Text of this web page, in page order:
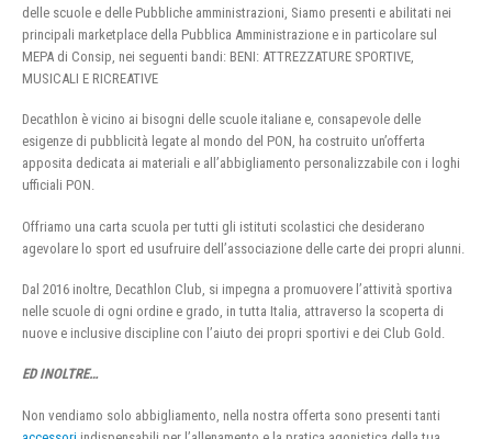
delle scuole e delle Pubbliche amministrazioni, Siamo presenti e abilitati nei
principali marketplace della Pubblica Amministrazione e in particolare sul
MEPA di Consip, nei seguenti bandi: BENI: ATTREZZATURE SPORTIVE,
MUSICALI E RICREATIVE
Decathlon è vicino ai bisogni delle scuole italiane e, consapevole delle
esigenze di pubblicità legate al mondo del PON, ha costruito un’offerta
apposita dedicata ai materiali e all’abbigliamento personalizzabile con i loghi
ufficiali PON.
Offriamo una carta scuola per tutti gli istituti scolastici che desiderano
agevolare lo sport ed usufruire dell’associazione delle carte dei propri alunni.
Dal 2016 inoltre, Decathlon Club, si impegna a promuovere l’attività sportiva
nelle scuole di ogni ordine e grado, in tutta Italia, attraverso la scoperta di
nuove e inclusive discipline con l’aiuto dei propri sportivi e dei Club Gold.
ED INOLTRE…
Non vendiamo solo abbigliamento, nella nostra offerta sono presenti tanti